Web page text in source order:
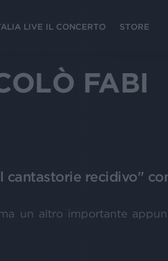
LIVE IL CONCERTO STORE
FABI
cantastorie recidivo"
un altro importante